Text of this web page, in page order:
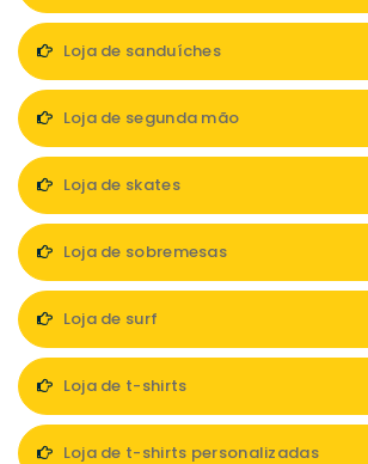
Loja de sanduíches
Loja de segunda mão
Loja de skates
Loja de sobremesas
Loja de surf
Loja de t-shirts
Loja de t-shirts personalizadas